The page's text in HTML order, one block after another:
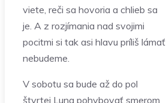
viete, reči sa hovoria a chlieb sa
je. A z rozjímania nad svojimi
pocitmi si tak asi hlavu príliš lámať
nebudeme.
V sobotu sa bude až do pol
štvrtej Luna pohybovať smerom